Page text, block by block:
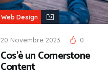
Web Design
20 Novembre 2023 0
Cos’è un Cornerstone
Content